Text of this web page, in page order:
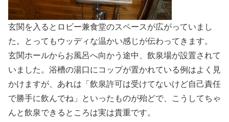
玄関を入るとロビー兼食堂のスペースが広がっていまし
た。とってもウッディな温かい感じが伝わってきます。
玄関ホールからお風呂へ向かう途中、飲泉場が設置されて
いました。浴槽の湯口にコップが置かれている例はよく見
かけますが、あれは「飲泉許可は受けてないけど自己責任
で勝手に飲んでね」といったものが殆どで、こうしてちゃ
んと飲泉できるところは実は貴重です。